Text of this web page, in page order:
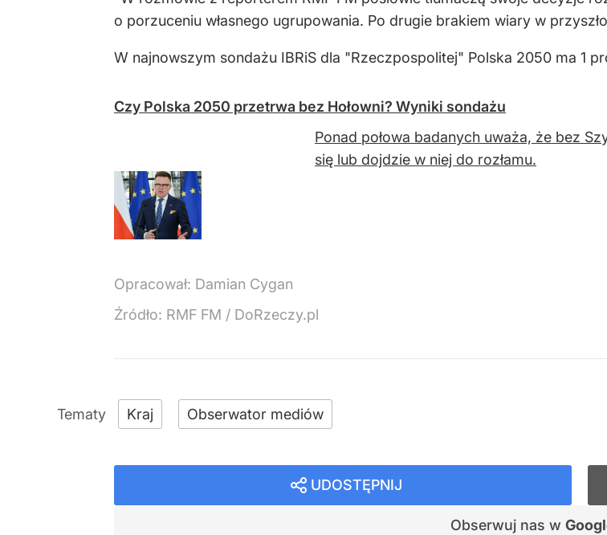
o porzuceniu własnego ugrupowania. Po drugie brakiem wiary w
W najnowszym sondażu IBRiS dla "Rzeczpospolitej" Polska 2050 ma 1
Czy Polska 2050 przetrwa bez Hołowni? Wyniki sondażu
Ponad połowa badanych uważa, że bez
się lub dojdzie w niej do rozłamu.
Opracował: Damian Cygan
Źródło: RMF FM / DoRzeczy.pl
Kraj Obserwator mediów
UDOSTĘPNIJ
Obserwuj nas w